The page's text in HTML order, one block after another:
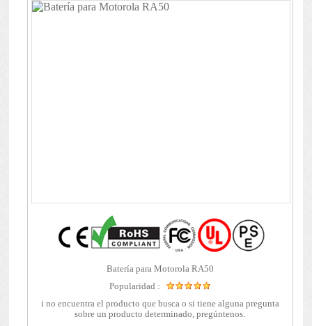
Batería para Motorola RA50
Popularidad :
i no encuentra el producto que busca o si tiene alguna pregunta
sobre un producto determinado, pregúntenos.